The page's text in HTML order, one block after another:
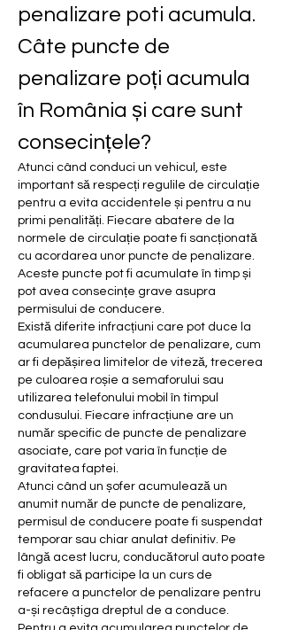
penalizare poti acumula.
Câte puncte de
penalizare poți acumula
în România și care sunt
consecințele?
Atunci când conduci un vehicul, este
important să respecți regulile de circulație
pentru a evita accidentele și pentru a nu
primi penalități. Fiecare abatere de la
normele de circulație poate fi sancționată
cu acordarea unor puncte de penalizare.
Aceste puncte pot fi acumulate în timp și
pot avea consecințe grave asupra
permisului de conducere.
Există diferite infracțiuni care pot duce la
acumularea punctelor de penalizare, cum
ar fi depășirea limitelor de viteză, trecerea
pe culoarea roșie a semaforului sau
utilizarea telefonului mobil în timpul
condusului. Fiecare infracțiune are un
număr specific de puncte de penalizare
asociate, care pot varia în funcție de
gravitatea faptei.
Atunci când un șofer acumulează un
anumit număr de puncte de penalizare,
permisul de conducere poate fi suspendat
temporar sau chiar anulat definitiv. Pe
lângă acest lucru, conducătorul auto poate
fi obligat să participe la un curs de
refacere a punctelor de penalizare pentru
a-și recâștiga dreptul de a conduce.